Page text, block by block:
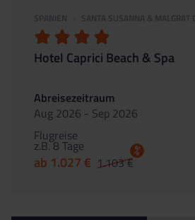
SPANIEN SANTA SUSANNA & MALGRAT
Hotel Caprici Beach & Spa
Abreisezeitraum
Aug 2026 - Sep 2026
Flugreise
z.B. 8 Tage
ab 1.027 € 1.103 €
%